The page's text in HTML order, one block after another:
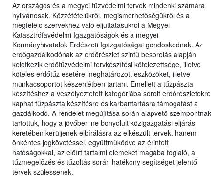
Az országos és a megyei tűzvédelmi tervek mindenki számára
nyilvánosak. Közzétételükről, megismerhetőségükről és a
megfelelő szervekhez való eljuttatásukról a Megyei
Katasztrófavédelmi Igazgatóságok és a megyei
Kormányhivatalok Erdészeti Igazgatóságai gondoskodnak. Az
erdőgazdálkodónak az erdőrészlet szintű besorolás alapján
keletkezik erdőtűzvédelmi tervkészítési kötelezettsége, illetve
köteles erdőtűz esetére meghatározott eszközöket, illetve
munkacsoportot készenlétben tartani. Emellett a tűzpászta
készítéshez a veszélyeztetett kategóriába sorolt erdőrészletekre
kaphat tűzpászta készítésre és karbantartásra támogatást a
gazdálkodó. A rendelet megújítása során alapvető szempontnak
tartottuk, hogy a jövőben ne bonyolult közigazgatási eljárás
keretében kerüljenek elbírálásra az elkészült tervek, hanem
önkéntes jogkövetéssel, együttműködve az érintett
hatóságokkal, az előírt tartalmi elemeket magába foglaló, a
tűzmegelőzés és tűzoltás során hatékony segítséget jelentő
tervek szülessenek.